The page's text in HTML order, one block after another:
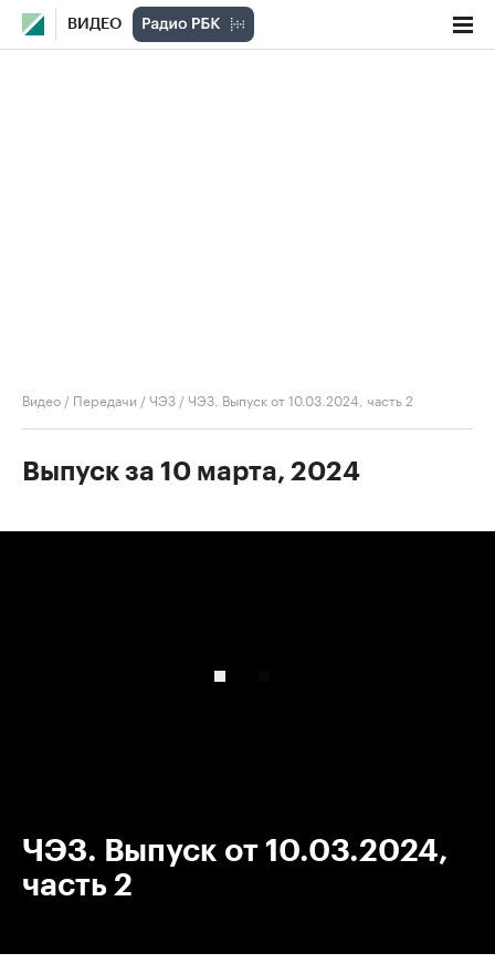
ВИДЕО
Видео / Передачи /ЧЭЗ /ЧЭЗ. Выпуск от 10.03.2024, часть 2
Выпуск за 10 марта, 2024
ЧЭЗ. Выпуск от 10.03.2024,
часть 2